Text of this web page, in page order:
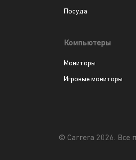
Посуда
Компьютеры
Мониторы
Игровые мониторы
© Carrera 2026. Все